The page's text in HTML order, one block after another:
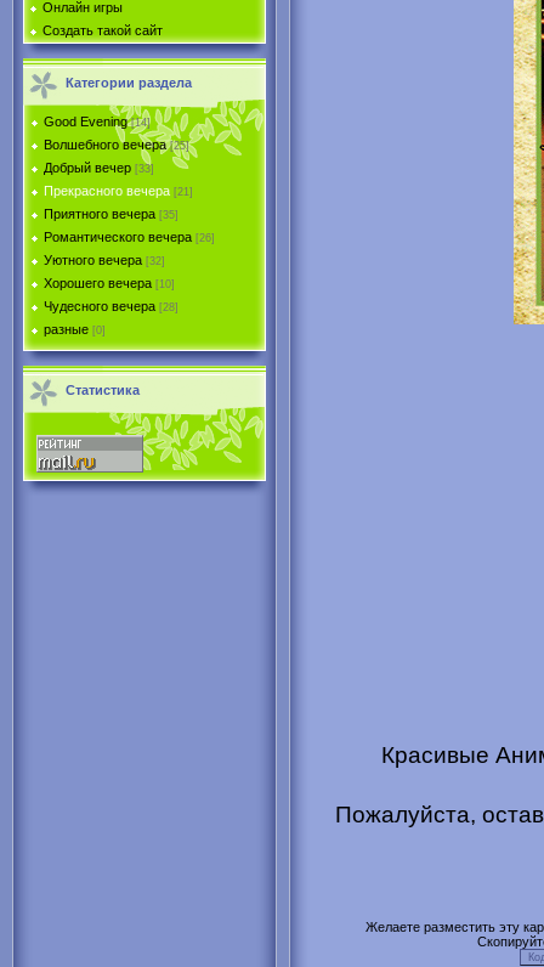
Онлайн игры
Создать такой сайт
Категории раздела
Good Evening [14]
Волшебного вечера [25]
Добрый вечер [33]
Прекрасного вечера [21]
Приятного вечера [35]
Романтического вечера [26]
Уютного вечера [32]
Хорошего вечера [10]
Чудесного вечера [28]
разные [0]
Статистика
Красивые
Пожалуйста,
Желаете разместить эту